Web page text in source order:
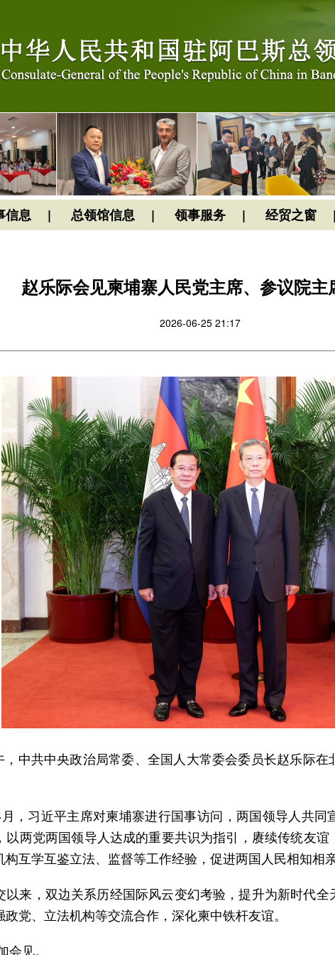
信息 总领馆信息 领事服务 经贸之窗
赵乐际会见柬埔寨人民党主席、参议院主
2026-06-25 21:17
中共中央政治局常委、全国人大常委会委员长赵乐际
，习近平主席对柬埔寨进行国事访问，两国领导人共同
以两党两国领导人达成的重要共识为指引，赓续传统友
互学互鉴立法、监督等工作经验，促进两国人民相知相
以来，双边关系历经国际风云变幻考验，提升为新时代
党、立法机构等交流合作，深化柬中铁杆友谊。
见。